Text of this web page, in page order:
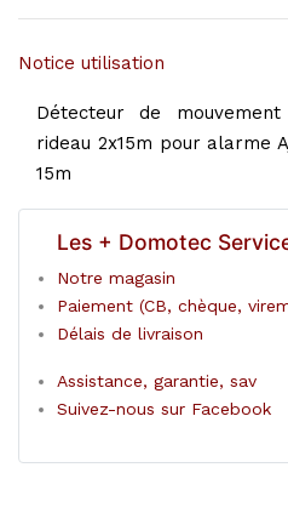
Notice utilisation
Détecteur de
rideau 2x15m pour alarme
15m
Les + Domotec
Notre magasin
Paiement (CB, chèque,
Délais de livraison
Assistance, garantie, sav
Suivez-nous sur Facebook